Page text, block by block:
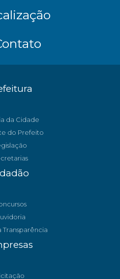
da Cidade
do Prefeito
Transparência